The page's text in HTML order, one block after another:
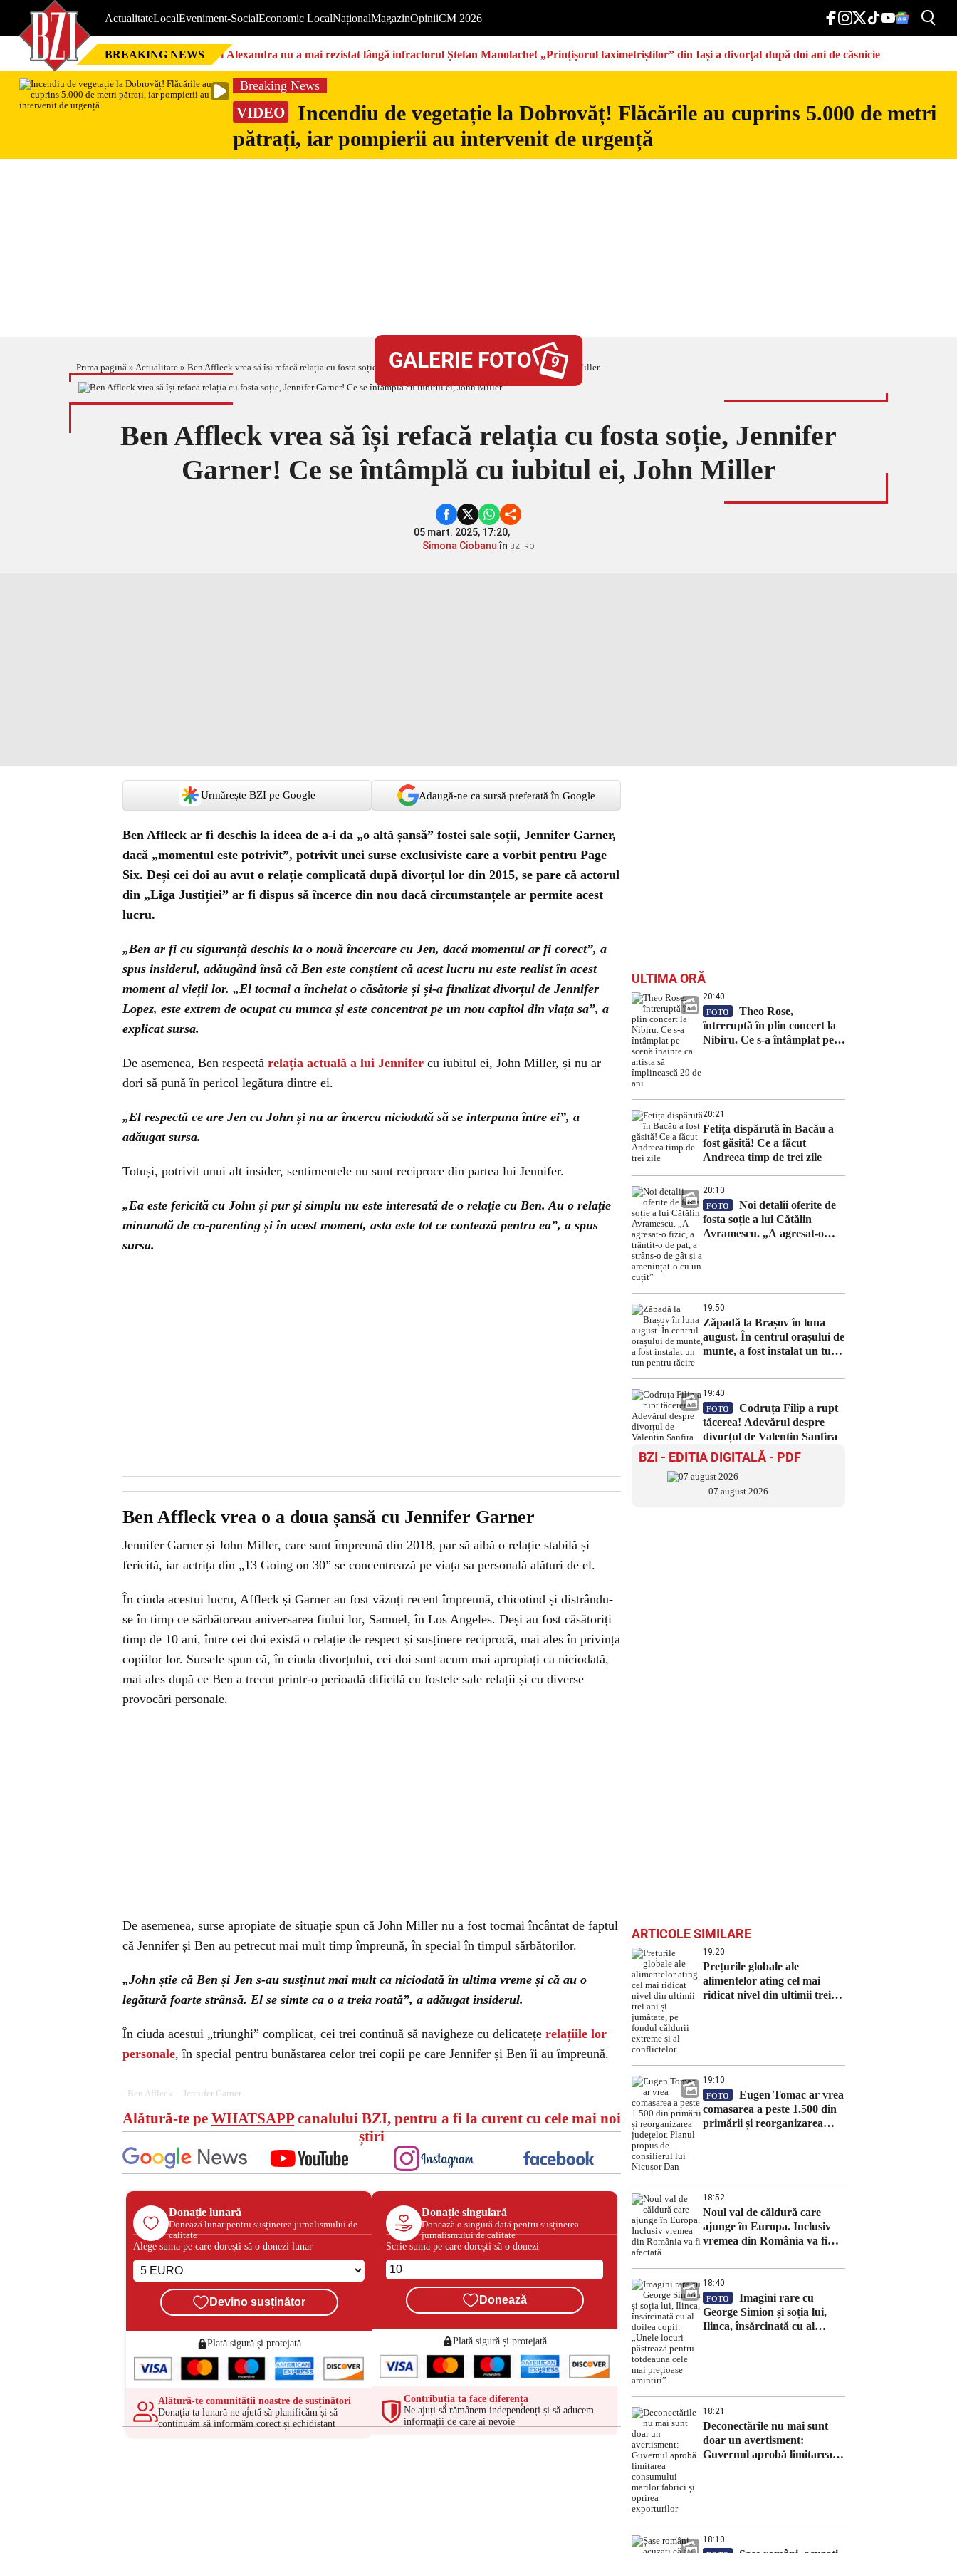
ActualitateLocalEveniment-SocialEconomic LocalNaționalMagazinOpiniiCM 2026
BREAKING NEWS Nici Alexandra nu a mai rezistat lângă infractorul Ștefan Manolache! „Prințișorul taximetriștilor” din Iași a divorţat după doi ani de căsnicie
Breaking News
VIDEO
Incendiu de vegetație la Dobrovăț! Flăcările au cuprins 5.000 de metri
pătrați, iar pompierii au intervenit de urgență
Prima pagină » Actualitate » Ben Affleck vrea să își refacă relația cu fosta soție, Jennifer Garner! Ce se întâmplă cu iubitul ei, John Miller
GALERIE FOTO 9
Ben Affleck vrea să își refacă relația cu fosta soție, Jennifer
Garner! Ce se întâmplă cu iubitul ei, John Miller
05 mart. 2025, 17:20,
Simona Ciobanuîn BZI.RO
Urmărește BZI pe Google Adaugă-ne ca sursă preferată în Google
Ben Affleck ar fi deschis la ideea de a-i da „o altă șansă” fostei sale soții, Jennifer Garner,
dacă „momentul este potrivit”, potrivit unei surse exclusiviste care a vorbit pentru Page
Six. Deși cei doi au avut o relație complicată după divorțul lor din 2015, se pare că actorul
din „Liga Justiției” ar fi dispus să încerce din nou dacă circumstanțele ar permite acest
lucru.
„Ben ar fi cu siguranță deschis la o nouă încercare cu Jen, dacă momentul ar fi corect”, a
spus insiderul, adăugând însă că Ben este conștient că acest lucru nu este realist în acest
moment al vieții lor. „El tocmai a încheiat o căsătorie și și-a finalizat divorțul de Jennifer
Lopez, este extrem de ocupat cu munca și este concentrat pe un nou capitol din viața sa”, a
explicat sursa.
De asemenea, Ben respectă relația actuală a lui Jennifer cu iubitul ei, John Miller, și nu ar
dori să pună în pericol legătura dintre ei.
„El respectă ce are Jen cu John și nu ar încerca niciodată să se interpuna între ei”, a
adăugat sursa.
Totuși, potrivit unui alt insider, sentimentele nu sunt reciproce din partea lui Jennifer.
„Ea este fericită cu John și pur și simplu nu este interesată de o relație cu Ben. Au o relație
minunată de co-parenting și în acest moment, asta este tot ce contează pentru ea”, a spus
sursa.
Ben Affleck vrea o a doua șansă cu Jennifer Garner
Jennifer Garner și John Miller, care sunt împreună din 2018, par să aibă o relație stabilă și
fericită, iar actrița din „13 Going on 30” se concentrează pe viața sa personală alături de el.
În ciuda acestui lucru, Affleck și Garner au fost văzuți recent împreună, chicotind și distrându-
se în timp ce sărbătoreau aniversarea fiului lor, Samuel, în Los Angeles. Deși au fost căsătoriți
timp de 10 ani, între cei doi există o relație de respect și susținere reciprocă, mai ales în privința
copiilor lor. Sursele spun că, în ciuda divorțului, cei doi sunt acum mai apropiați ca niciodată,
mai ales după ce Ben a trecut printr-o perioadă dificilă cu fostele sale relații și cu diverse
provocări personale.
De asemenea, surse apropiate de situație spun că John Miller nu a fost tocmai încântat de faptul
că Jennifer și Ben au petrecut mai mult timp împreună, în special în timpul sărbătorilor.
„John știe că Ben și Jen s-au susținut mai mult ca niciodată în ultima vreme și că au o
legătură foarte strânsă. El se simte ca o a treia roată”, a adăugat insiderul.
În ciuda acestui „triunghi” complicat, cei trei continuă să navigheze cu delicatețe relațiile lor
personale, în special pentru bunăstarea celor trei copii pe care Jennifer și Ben îi au împreună.
Ben Affleck Jennifer Garner
Alătură-te pe WHATSAPPcanalului BZI, pentru a fi la curent cu cele mai noi
știri
Donație lunară
Donează lunar pentru susținerea jurnalismului de
calitate
Alege suma pe care dorești să o donezi lunar
Devino susținător
Plată sigură și protejată
Alătură-te comunității noastre de susținători
Donația ta lunară ne ajută să planificăm și să
continuăm să informăm corect și echidistant
Donație singulară
Donează o singură dată pentru susținerea
jurnalismului de calitate
Scrie suma pe care dorești să o donezi
Donează
Plată sigură și protejată
Contribuția ta face diferența
Ne ajuți să rămânem independenți și să aducem
informații de care ai nevoie
ULTIMA ORĂ
20:40
FOTO
Theo Rose,
întreruptă în plin concert la
Nibiru. Ce s-a întâmplat pe
20:21
Fetița dispărută în Bacău a
fost găsită! Ce a făcut
Andreea timp de trei zile
20:10
FOTO
Noi detalii oferite de
fosta soție a lui Cătălin
Avramescu. „A agresat-o
19:50
Zăpadă la Brașov în luna
august. În centrul orașului de
munte, a fost instalat un tun
19:40
FOTO
Codruța Filip a rupt
tăcerea! Adevărul despre
divorțul de Valentin Sanfira
BZI - EDITIA DIGITALĂ - PDF
07 august 2026
ARTICOLE SIMILARE
19:20
Prețurile globale ale
alimentelor ating cel mai
ridicat nivel din ultimii trei
19:10
FOTO
Eugen Tomac ar vrea
comasarea a peste 1.500 din
primării și reorganizarea
18:52
Noul val de căldură care
ajunge în Europa. Inclusiv
vremea din România va fi
18:40
FOTO
Imagini rare cu
George Simion și soția lui,
Ilinca, însărcinată cu al
18:21
Deconectările nu mai sunt
doar un avertisment:
Guvernul aprobă limitarea
18:10